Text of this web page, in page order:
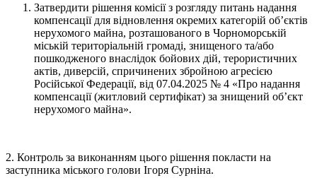
Затвердити рішення комісії з розгляду питань надання
компенсації для відновлення окремих категорій об’єктів
нерухомого майна, розташованого в Чорноморській
міській територіальній громаді, знищеного та/або
пошкодженого внаслідок бойових дій, терористичних
актів, диверсій, спричинених збройною агресією
Російської Федерації, від 07.04.2025 № 4 «Про надання
компенсації (житловий сертифікат) за знищений об’єкт
нерухомого майна».
2. Контроль за виконанням цього рішення покласти на
заступника міського голови Ігоря Сурніна.